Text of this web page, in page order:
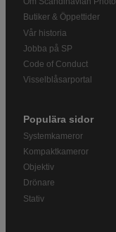
Butiker & Öppettider
Vår historia
Jobba på SP
Code of Conduct
Visselblåsarportal
Populära sidor
Systemkameror
Kompaktkameror
Objektiv
Drönare
Stativ